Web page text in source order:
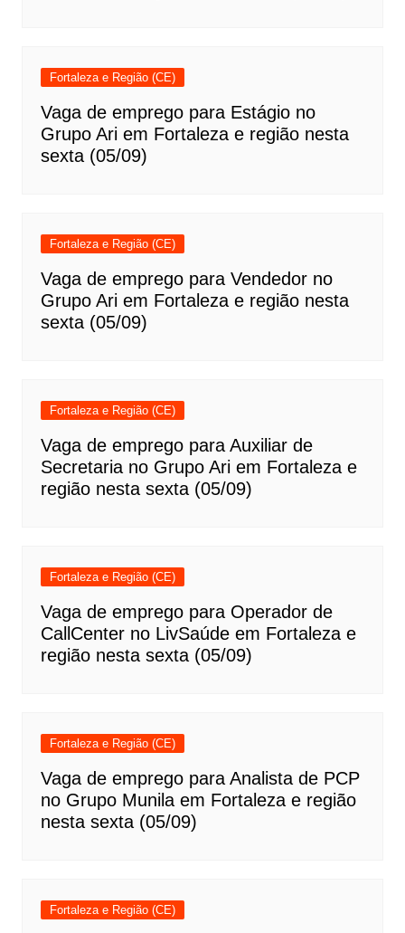
Fortaleza e Região (CE)
Vaga de emprego para Estágio no
Grupo Ari em Fortaleza e região nesta
sexta (05/09)
Fortaleza e Região (CE)
Vaga de emprego para Vendedor no
Grupo Ari em Fortaleza e região nesta
sexta (05/09)
Fortaleza e Região (CE)
Vaga de emprego para Auxiliar de
Secretaria no Grupo Ari em Fortaleza e
região nesta sexta (05/09)
Fortaleza e Região (CE)
Vaga de emprego para Operador de
CallCenter no LivSaúde em Fortaleza e
região nesta sexta (05/09)
Fortaleza e Região (CE)
Vaga de emprego para Analista de PCP
no Grupo Munila em Fortaleza e região
nesta sexta (05/09)
Fortaleza e Região (CE)